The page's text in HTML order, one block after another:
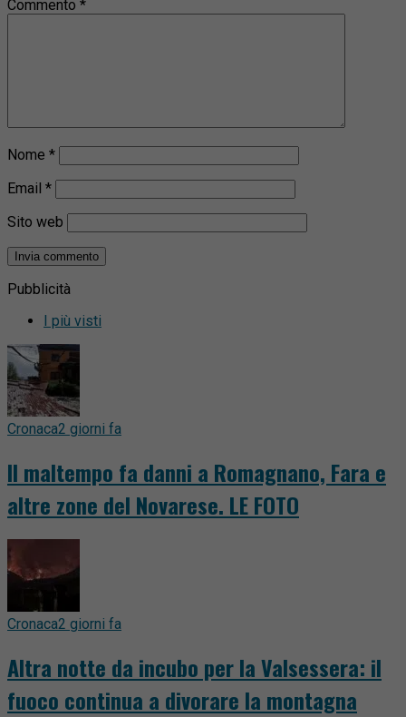
Commento *
Nome *
Email *
Sito web
Pubblicità
I più visti
Cronaca2 giorni fa
Il maltempo fa danni a Romagnano, Fara e
altre zone del Novarese. LE FOTO
Cronaca2 giorni fa
Altra notte da incubo per la Valsessera: il
fuoco continua a divorare la montagna